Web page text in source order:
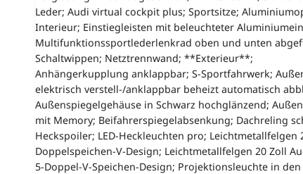
Leder; Audi virtual cockpit plus; Sportsitze;
Interieur; Einstiegleisten mit beleuchteter
Multifunktionssportlederlenkrad oben und unten
Schaltwippen; Netztrennwand; **Exterieur**;
Anhängerkupplung anklappbar; S-Sportfahrwerk;
elektrisch verstell-/anklappbar beheizt automatisch
Außenspiegelgehäuse in Schwarz hochglänzend;
mit Memory; Beifahrerspiegelabsenkung; Dachreling
Heckspoiler; LED-Heckleuchten pro; Leichtmetallfelgen
Doppelspeichen-V-Design; Leichtmetallfelgen 20 Zoll
5-Doppel-V-Speichen-Design; Projektionsleuchte in den